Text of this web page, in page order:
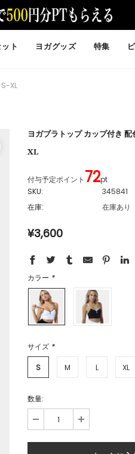
ト ヨガグッズ 特集
XL
ヨガブラトップ カップ付き
XL
付与予定ポイント 72pt
SKU:
345841
在庫:
在庫あり
¥3,600
カラー *
サイズ *
S M L XL
数量: